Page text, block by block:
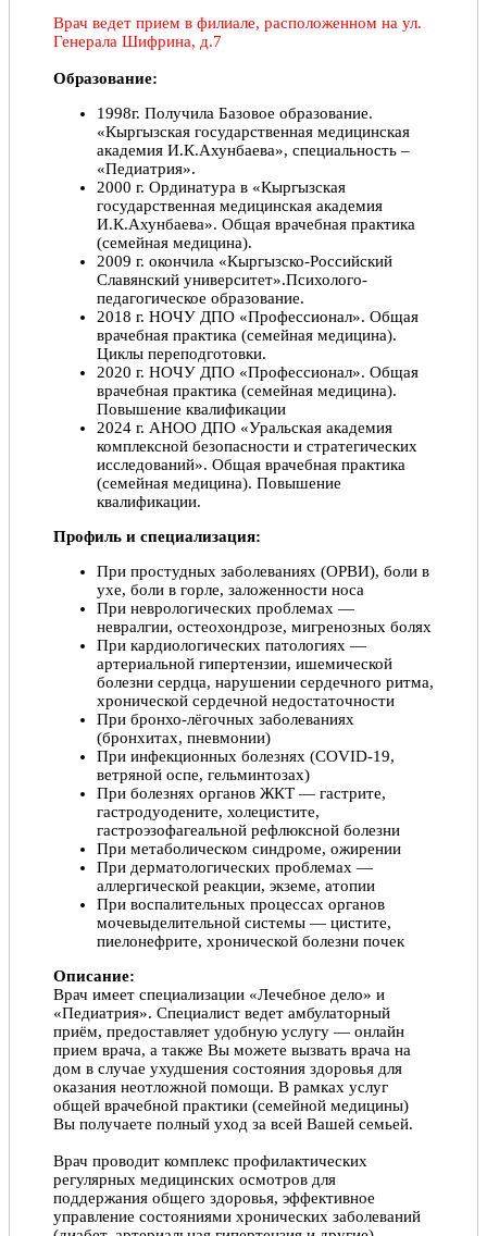
Врач ведет прием в филиале, расположенном на ул.
Генерала Шифрина, д.7
Образование:
1998г. Получила Базовое образование.
«Кыргызская государственная медицинская
академия И.К.Ахунбаева», специальность –
«Педиатрия».
2000 г. Ординатура в «Кыргызская
государственная медицинская академия
И.К.Ахунбаева». Общая врачебная практика
(семейная медицина).
2009 г. окончила «Кыргызско-Российский
Славянский университет».Психолого-
педагогическое образование.
2018 г. НОЧУ ДПО «Профессионал». Общая
врачебная практика (семейная медицина).
Циклы переподготовки.
2020 г. НОЧУ ДПО «Профессионал». Общая
врачебная практика (семейная медицина).
Повышение квалификации
2024 г. АНОО ДПО «Уральская академия
комплексной безопасности и стратегических
исследований». Общая врачебная практика
(семейная медицина). Повышение
квалификации.
Профиль и специализация:
При простудных заболеваниях (ОРВИ), боли в
ухе, боли в горле, заложенности носа
При неврологических проблемах —
невралгии, остеохондрозе, мигренозных болях
При кардиологических патологиях —
артериальной гипертензии, ишемической
болезни сердца, нарушении сердечного ритма,
хронической сердечной недостаточности
При бронхо-лёгочных заболеваниях
(бронхитах, пневмонии)
При инфекционных болезнях (COVID-19,
ветряной оспе, гельминтозах)
При болезнях органов ЖКТ — гастрите,
гастродуодените, холецистите,
гастроэзофагеальной рефлюксной болезни
При метаболическом синдроме, ожирении
При дерматологических проблемах —
аллергической реакции, экземе, атопии
При воспалительных процессах органов
мочевыделительной системы — цистите,
пиелонефрите, хронической болезни почек
Описание:
Врач имеет специализации «Лечебное дело» и
«Педиатрия». Специалист ведет амбулаторный
приём, предоставляет удобную услугу — онлайн
прием врача, а также Вы можете вызвать врача на
дом в случае ухудшения состояния здоровья для
оказания неотложной помощи. В рамках услуг
общей врачебной практики (семейной медицины)
Вы получаете полный уход за всей Вашей семьей.
Врач проводит комплекс профилактических
регулярных медицинских осмотров для
поддержания общего здоровья, эффективное
управление состояниями хронических заболеваний